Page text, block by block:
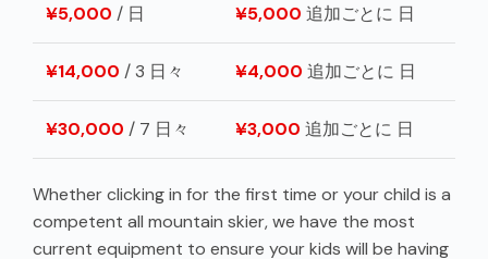
¥5,000 / 日 ¥5,000 追加ごとに 日
¥14,000 / 3 日々 ¥4,000 追加ごとに 日
¥30,000 / 7 日々 ¥3,000 追加ごとに 日
Whether clicking in for the first time or your child is a
competent all mountain skier, we have the most
current equipment to ensure your kids will be having